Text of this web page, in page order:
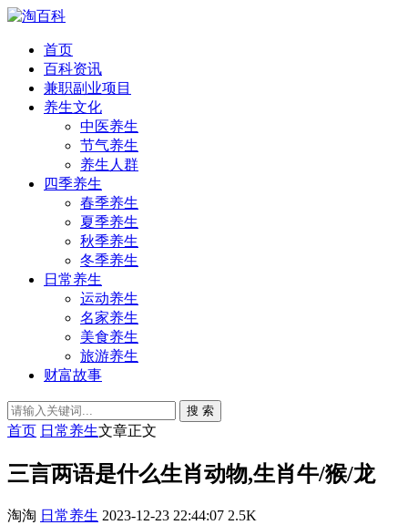
首页
百科资讯
兼职副业项目
养生文化
中医养生
节气养生
养生人群
四季养生
春季养生
夏季养生
秋季养生
冬季养生
日常养生
运动养生
名家养生
美食养生
旅游养生
财富故事
搜 索
首页 日常养生文章正文
三言两语是什么生肖动物,生肖牛/猴/龙
淘淘 日常养生 2023-12-23 22:44:07 2.5K